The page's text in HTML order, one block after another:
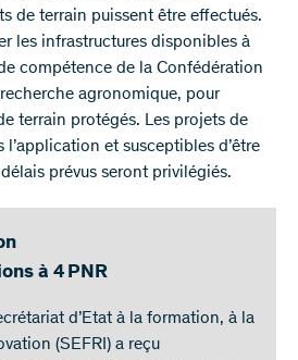
de terrain puissent être effectués.
les infrastructures disponibles à
compétence de la Confédération
agronomique, pour
terrain protégés. Les projets de
l’application et susceptibles d’être
prévus seront privilégiés.
à 4 PNR
d’Etat à la formation, à la
(SEFRI) a reçu